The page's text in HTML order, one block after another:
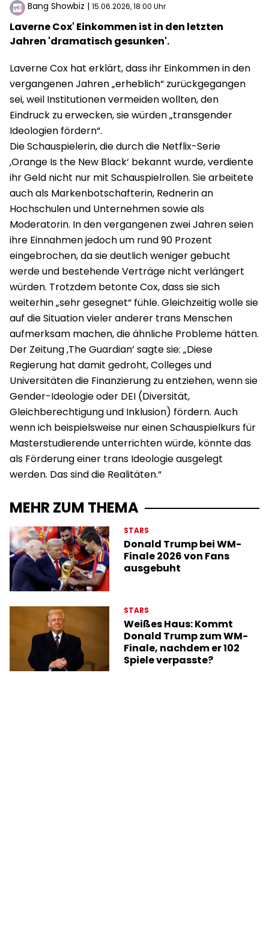
Bang Showbiz | 15.06.2026, 18:00 Uhr
Laverne Cox' Einkommen ist in den letzten
Jahren 'dramatisch gesunken'.
Laverne Cox hat erklärt, dass ihr Einkommen in den
vergangenen Jahren „erheblich“ zurückgegangen
sei, weil Institutionen vermeiden wollten, den
Eindruck zu erwecken, sie würden „transgender
Ideologien fördern“.
Die Schauspielerin, die durch die Netflix-Serie
‚Orange Is the New Black‘ bekannt wurde, verdiente
ihr Geld nicht nur mit Schauspielrollen. Sie arbeitete
auch als Markenbotschafterin, Rednerin an
Hochschulen und Unternehmen sowie als
Moderatorin. In den vergangenen zwei Jahren seien
ihre Einnahmen jedoch um rund 90 Prozent
eingebrochen, da sie deutlich weniger gebucht
werde und bestehende Verträge nicht verlängert
würden. Trotzdem betonte Cox, dass sie sich
weiterhin „sehr gesegnet“ fühle. Gleichzeitig wolle sie
auf die Situation vieler anderer trans Menschen
aufmerksam machen, die ähnliche Probleme hätten.
Der Zeitung ‚The Guardian‘ sagte sie: „Diese
Regierung hat damit gedroht, Colleges und
Universitäten die Finanzierung zu entziehen, wenn sie
Gender-Ideologie oder DEI (Diversität,
Gleichberechtigung und Inklusion) fördern. Auch
wenn ich beispielsweise nur einen Schauspielkurs für
Masterstudierende unterrichten würde, könnte das
als Förderung einer trans Ideologie ausgelegt
werden. Das sind die Realitäten.“
MEHR ZUM THEMA
STARS
Donald Trump bei WM-
Finale 2026 von Fans
ausgebuht
STARS
Weißes Haus: Kommt
Donald Trump zum WM-
Finale, nachdem er 102
Spiele verpasste?